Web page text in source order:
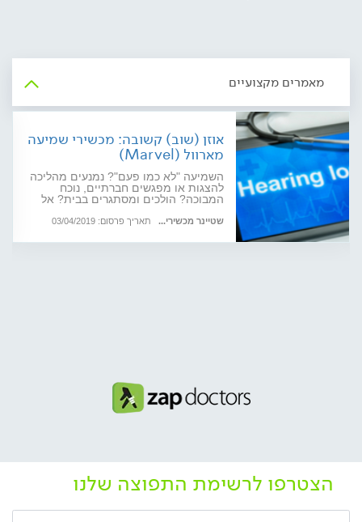
מאמרים מקצועיים
אוזן (שוב) קשובה: מכשירי שמיעה
מארוול (Marvel)
השמיעה "לא כמו פעם"? נמנעים מהליכה
להצגות או מפגשים חברתיים, נוכח
המבוכה? הולכים ומסתגרים בבית? אל
מבעיית שמיעה. מכשירי השמיעה כיום -
את איכות החיים. צרכנות רפואית
שטיינר מכשירי... תאריך פרסום: 03/04/2019
הצטרפו לרשימת התפוצה שלנו